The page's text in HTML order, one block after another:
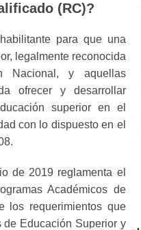
(RC)?
para que una
legalmente reconocida
Nacional, y aquellas
ofrecer y desarrollar
superior en el
con lo dispuesto en el
de 2019 reglamenta el
Académicos de
los requerimientos que
Educación Superior y